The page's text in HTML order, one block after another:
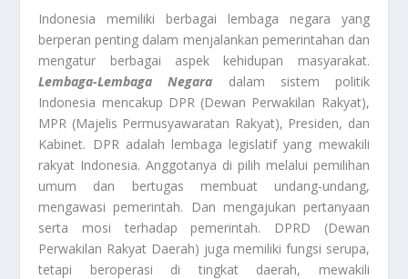
Indonesia memiliki berbagai lembaga negara yang
berperan penting dalam menjalankan pemerintahan dan
mengatur berbagai aspek kehidupan masyarakat.
Lembaga-Lembaga Negara dalam sistem politik
Indonesia mencakup DPR (Dewan Perwakilan Rakyat),
MPR (Majelis Permusyawaratan Rakyat), Presiden, dan
Kabinet. DPR adalah lembaga legislatif yang mewakili
rakyat Indonesia. Anggotanya di pilih melalui pemilihan
umum dan bertugas membuat undang-undang,
mengawasi pemerintah. Dan mengajukan pertanyaan
serta mosi terhadap pemerintah. DPRD (Dewan
Perwakilan Rakyat Daerah) juga memiliki fungsi serupa,
tetapi beroperasi di tingkat daerah, mewakili